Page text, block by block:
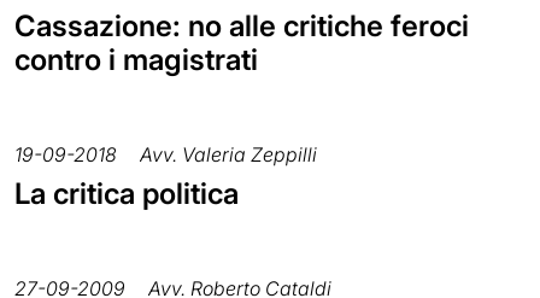
Cassazione: no alle critiche feroci
contro i magistrati
19-09-2018 Avv. Valeria Zeppilli
La critica politica
27-09-2009 Avv. Roberto Cataldi